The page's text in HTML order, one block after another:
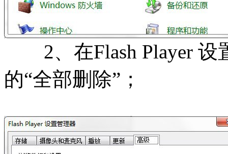
2、在Flash Player 设
的“全部删除”；